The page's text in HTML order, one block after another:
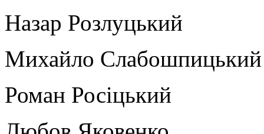
Назар Розлуцький
Михайло Слабошпицький
Роман Росіцький